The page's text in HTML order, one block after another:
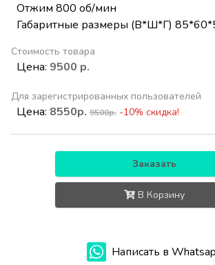
Отжим 800 об/мин
Габаритные размеры (В*Ш*Г)
Стоимость товара
Цена: 9500 р.
Для зарегистрированных пользователей
Цена: 8550р. 9500р. -10% скидка!
Заказать
В Корзину
Написать в